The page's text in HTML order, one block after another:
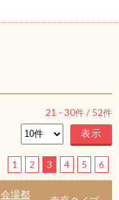
21 - 30件 / 52件
1 2 3 4 5 6
会場都